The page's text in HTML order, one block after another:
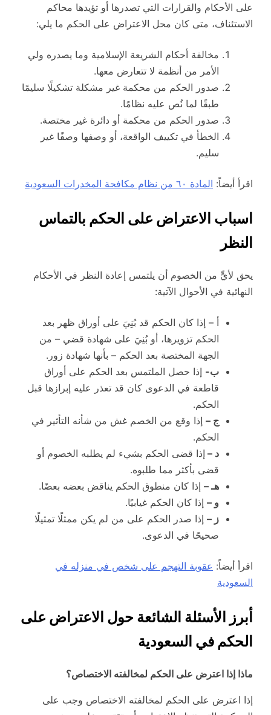
على الأحكام والقرارات التي تصدرها أو تؤيدها محاكم
الاستئناف، متى كان محل الاعتراض على الحكم ما يلي:
مخالفة أحكام الشريعة الإسلامية وما يصدره ولي
الأمر من أنظمة لا تتعارض معها.
صدور الحكم من محكمة غير مشكلة تشكيلًا سليمًا
طبقًا لما نُص عليه نظامًا.
صدور الحكم من محكمة أو دائرة غير مختصة.
الخطأ في تكييف الواقعة، أو وصفها وصفًا غير
سليم.
اقرأ أيضاً: المادة ٦٠ من نظام مكافحة المخدرات السعودية
اسباب الاعتراض على الحكم بالتماس
النظر
يحق لأيٍّ من الخصوم أن يلتمس إعادة النظر في الأحكام
النهائية في الأحوال الآتية:
أ – إذا كان الحكم قد بُنِيَ على أوراق ظهر بعد
الحكم تزويرها، أو بُنِيَ على شهادة قضي – من
الجهة المختصة بعد الحكم – بأنها شهادة زور.
ب- إذا حصل الملتمس بعد الحكم على أوراق
قاطعة في الدعوى كان قد تعذر عليه إبرازها قبل
الحكم.
ج – إذا وقع من الخصم غش من شأنه التأثير في
الحكم.
د – إذا قضى الحكم بشيء لم يطلبه الخصوم أو
قضى بأكثر مما طلبوه.
هـ – إذا كان منطوق الحكم يناقض بعضه بعضًا.
و – إذا كان الحكم غيابيًا.
ز – إذا صدر الحكم على من لم يكن ممثلًا تمثيلًا
صحيحًا في الدعوى.
اقرأ أيضاً: عقوبة التهجم على شخص في منزله في
السعودية
أبرز الأسئلة الشائعة حول الاعتراض على
الحكم في السعودية
ماذا إذا اعترض على الحكم لمخالفته الاختصاص؟
إذا اعترض على الحكم لمخالفته الاختصاص وجب على